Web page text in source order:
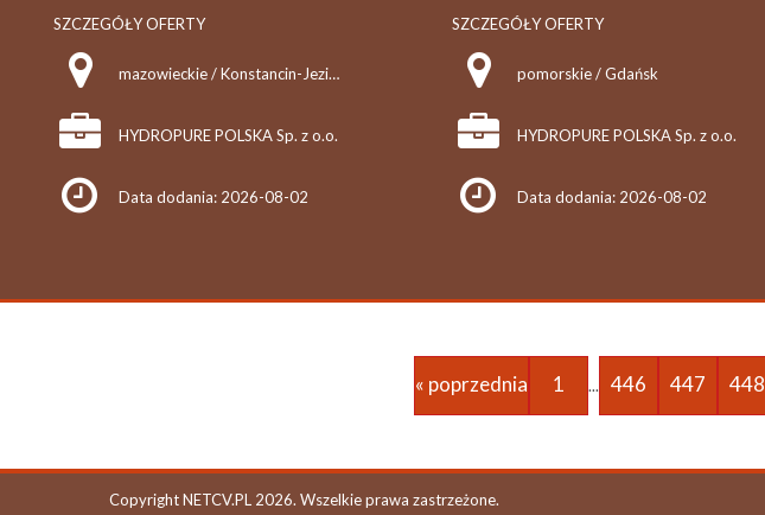
SZCZEGÓŁY OFERTY
mazowieckie / Konstancin-Jeziorna
HYDROPURE POLSKA Sp. z o.o.
Data dodania: 2026-08-02
SZCZEGÓŁY OFERTY
pomorskie / Gdańsk
HYDROPURE POLSKA Sp. z o.o.
Data dodania: 2026-08-02
« poprzednia 1 ... 446 447 448
Copyright NETCV.PL 2026. Wszelkie prawa zastrzeżone.